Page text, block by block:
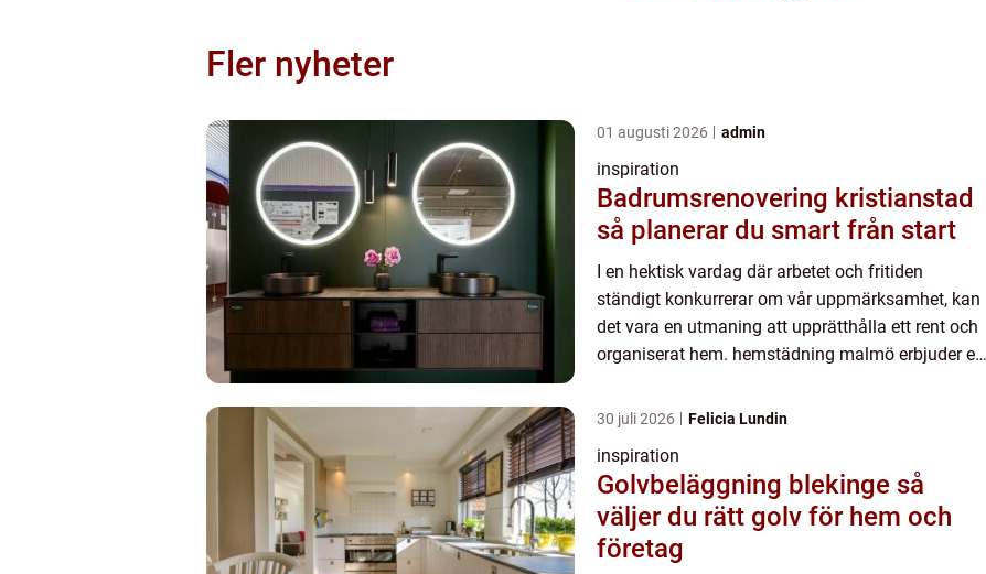
Fler nyheter
01 augusti 2026 admin
inspiration
Badrumsrenovering kristianstad
så planerar du smart från start
I en hektisk vardag där arbetet och fritiden
ständigt konkurrerar om vår uppmärksamhet, kan
det vara en utmaning att upprätthålla ett rent och
organiserat hem. hemstädning malmö erbjuder en
30 juli 2026 Felicia Lundin
inspiration
Golvbeläggning blekinge så
väljer du rätt golv för hem och
företag